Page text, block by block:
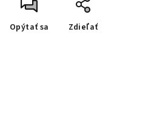
Opýtať sa Zdieľať